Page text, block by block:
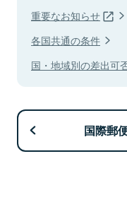
重要なお知らせ
各国共通の条件
国・地域別の差出可
国際郵